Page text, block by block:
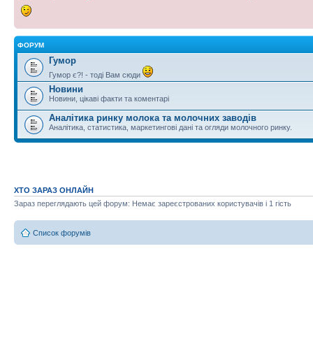
ФОРУМ
Гумор
Гумор є?! - тоді Вам сюди
Новини
Новини, цікаві факти та коментарі
Аналітика ринку молока та молочних заводів
Аналітика, статистика, маркетингові дані та огляди молочного ринку.
ХТО ЗАРАЗ ОНЛАЙН
Зараз переглядають цей форум: Немає зареєстрованих користувачів і 1 гість
Список форумів